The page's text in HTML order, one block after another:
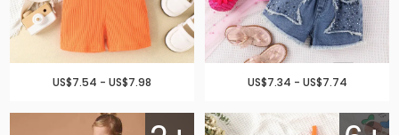
US$7.54 - US$7.98 US$7.34 - US$7.74